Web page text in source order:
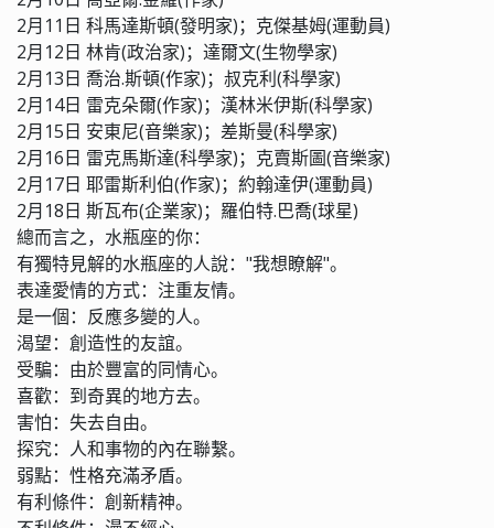
2月11日 科馬達斯頓(發明家)；克傑基姆(運動員)
2月12日 林肯(政治家)；達爾文(生物學家)
2月13日 喬治.斯頓(作家)；叔克利(科學家)
2月14日 雷克朵爾(作家)；漢林米伊斯(科學家)
2月15日 安東尼(音樂家)；差斯曼(科學家)
2月16日 雷克馬斯達(科學家)；克賣斯圖(音樂家)
2月17日 耶雷斯利伯(作家)；約翰達伊(運動員)
2月18日 斯瓦布(企業家)；羅伯特.巴喬(球星)
總而言之，水瓶座的你：
有獨特見解的水瓶座的人說："我想瞭解"。
表達愛情的方式：注重友情。
是一個：反應多變的人。
渴望：創造性的友誼。
受騙：由於豐富的同情心。
喜歡：到奇異的地方去。
害怕：失去自由。
探究：人和事物的內在聯繫。
弱點：性格充滿矛盾。
有利條件：創新精神。